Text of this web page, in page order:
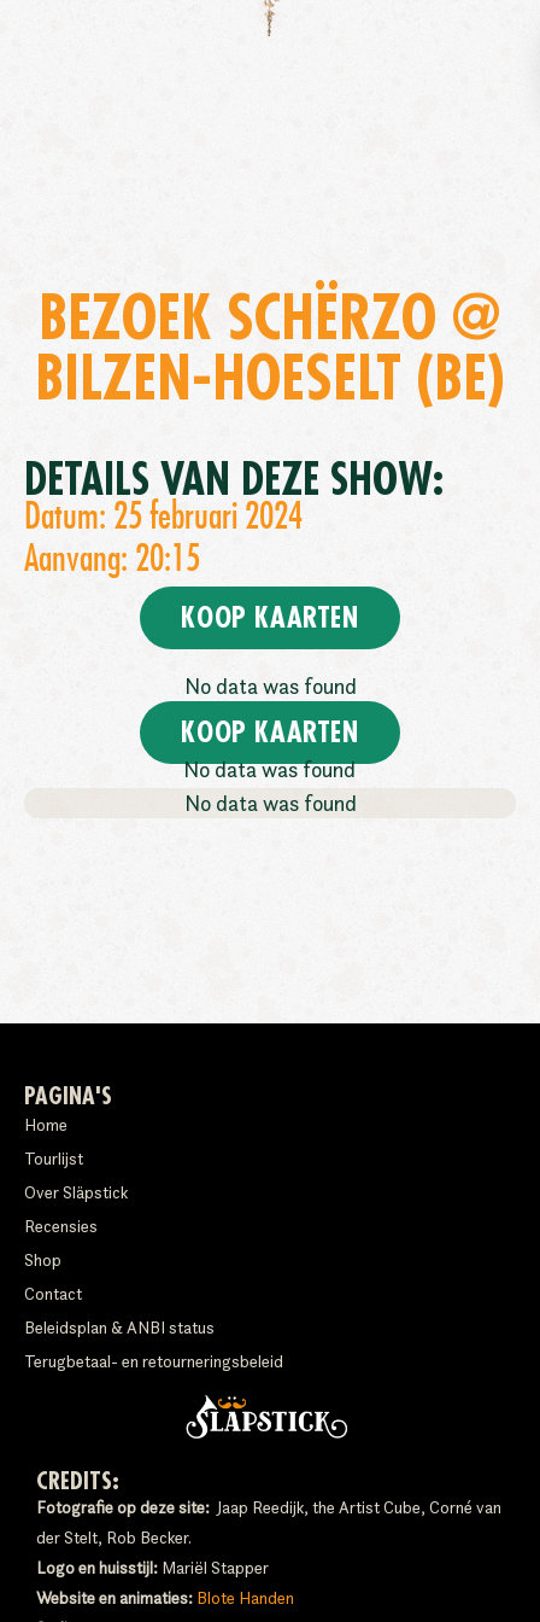
BEZOEK SCHËRZO @
BILZEN-HOESELT (BE)
DETAILS VAN DEZE SHOW:
Datum: 25 februari 2024
Aanvang: 20:15
KOOP KAARTEN
No data was found
KOOP KAARTEN
No data was found
No data was found
PAGINA'S
Home
Tourlijst
Over Släpstick
Recensies
Shop
Contact
Beleidsplan & ANBI status
Terugbetaal- en retourneringsbeleid
CREDITS:
Fotografie op deze site: Jaap Reedijk, the Artist Cube, Corné van
der Stelt, Rob Becker.
Logo en huisstijl: Mariël Stapper
Website en animaties: Blote Handen